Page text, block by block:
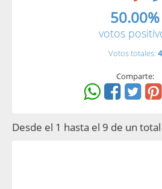
50.00%
votos
Votos totales: 4
Comparte:
Desde el 1 hasta el 9 de un